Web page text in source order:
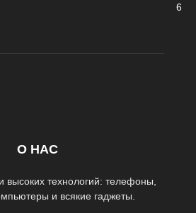
6
О НАС
высоких технологий: телефоны,
и всякие гаджеты.